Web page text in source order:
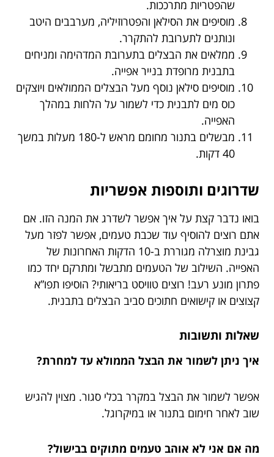
שהפטריות מתרככות.
מוסיפים את הסילאן והפטרוזיליה, מערבבים היטב
ונותנים לתערובת להתקרר.
ממלאים את הבצלים בתערובת המדהימה ומניחים
בתבנית מרופדת בנייר אפייה.
מוסיפים סילאן נוסף מעל הבצלים הממולאים ויוצקים
כוס מים לתבנית כדי לשמור על הלחות במהלך
האפייה.
מבשלים בתנור מחומם מראש ל-180 מעלות במשך
40 דקות.
שדרוגים ותוספות אפשריות
בואו נדבר קצת על איך אפשר לשדרג את המנה הזו. אם
אתם רוצים להוסיף עוד שכבת טעמים, אפשר לפזר מעל
גבינת מוצרלה מגוררת ב-10 הדקות האחרונות של
האפייה. השילוב של הטעמים מתבשל ומתרקם יחד כמו
פתרון מונע רעב! רוצים טוויסט בריאותי? הוסיפו תפו”א
קצוצים או קישואים חתוכים סביב הבצלים בתבנית.
שאלות ותשובות
איך ניתן לשמור את הבצל הממולא עד למחרת?
אפשר לשמור את הבצל במקרר בכלי סגור. מצוין להגיש
שוב לאחר חימום בתנור או במיקרוגל.
מה אם אני לא אוהב טעמים מתוקים בבישול?